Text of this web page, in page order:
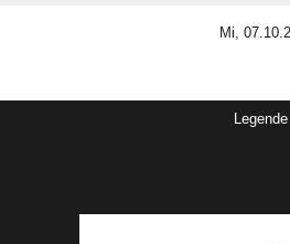
Mi,
Legende